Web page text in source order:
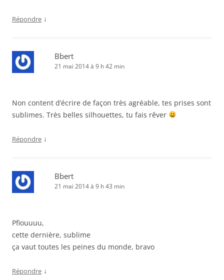
Répondre ↓
Bbert
21 mai 2014 à 9 h 42 min
Non content d’écrire de façon très agréable, tes prises sont
sublimes. Très belles silhouettes, tu fais rêver
Répondre ↓
Bbert
21 mai 2014 à 9 h 43 min
Pfiouuuu,
cette dernière, sublime
ça vaut toutes les peines du monde, bravo
Répondre ↓